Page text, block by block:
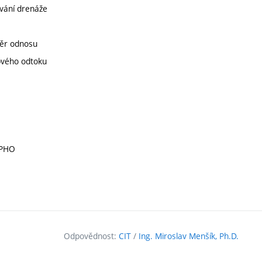
drenáže
odnosu
odtoku
Odpovědnost: CIT / Ing. Miroslav Menšík, Ph.D.